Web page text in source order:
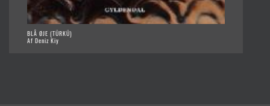
BLÅ ØJE (TÜRKÜ)
Af Deniz Kiy